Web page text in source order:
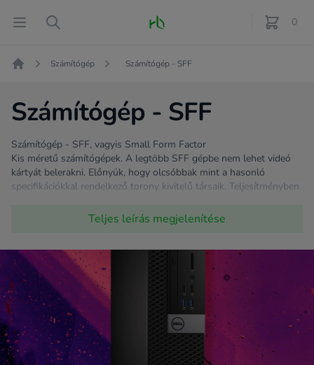
Open menu
Search Fő oldal 0
féle
Számítógép Számítógép - SFF
Számítógép - SFF
Számítógép - SFF, vagyis Small Form Factor
Kis méretű számítógépek. A legtöbb SFF gépbe nem lehet videó
kártyát belerakni. Előnyük, hogy olcsóbbak mint a hasonló
specifikációkkal rendelkező torony kivitelű társaik. Teljesítményben
hiszen bizonyos esetekben ugyanaz a processzor van ezekben a
ajánljuk.
Teljes leírás megjelenítése